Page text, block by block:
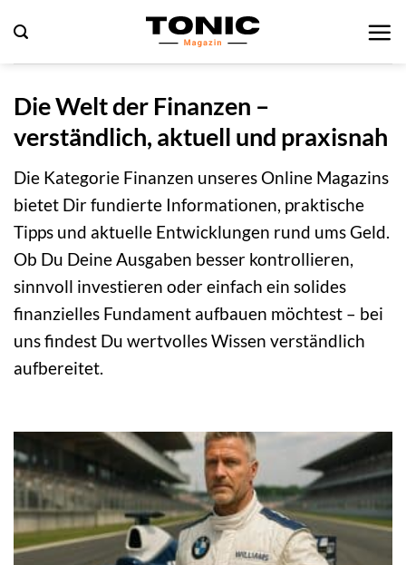
Inhalt
springen
Die Welt der Finanzen –
verständlich, aktuell und praxisnah
Die Kategorie Finanzen unseres Online Magazins
bietet Dir fundierte Informationen, praktische
Tipps und aktuelle Entwicklungen rund ums Geld.
Ob Du Deine Ausgaben besser kontrollieren,
sinnvoll investieren oder einfach ein solides
finanzielles Fundament aufbauen möchtest – bei
uns findest Du wertvolles Wissen verständlich
aufbereitet.